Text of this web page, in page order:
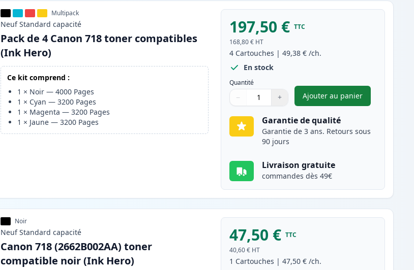
Multipack
Neuf Standard capacité
Pack de 4 Canon 718 toner compatibles
(Ink Hero)
Ce kit comprend :
1 × Noir —4000 Pages
1 × Cyan —3200 Pages
1 × Magenta —3200 Pages
1 × Jaune —3200 Pages
197,50 € TTC
168,80 € HT
4 Cartouches |49,38 € /ch.
En stock
Quantité
Quantité
Utilisez les boutons pour ajuster
− +
Quantité
Ajouter au panier
,Pack de 4 Canon 718
Garantie de qualité
Garantie de 3 ans. Retours sous
90 jours
Livraison gratuite
commandes dès 49€
Noir
Neuf Standard capacité
Canon 718 (2662B002AA) toner
compatible noir (Ink Hero)
47,50 € TTC
40,60 € HT
1 Cartouches |47,50 € /ch.